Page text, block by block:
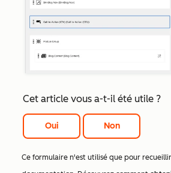
Cet article vous a-t-il été utile ?
Oui Non
Ce formulaire n'est utilisé que pour